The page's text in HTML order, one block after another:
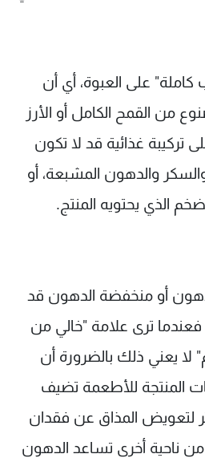
على العبوة، أي أن
من القمح الكامل أو الأرز
على تركيبة غذائية قد لا تكون
والدهون المشبعة، أو
الذي يحتويه المنتج.
أو منخفضة الدهون قد
ترى علامة "خالي من
لا يعني ذلك بالضرورة أن
المنتجة للأطعمة تضيف
لتعويض المذاق عن فقدان
ناحية أخرى تساعد الدهون